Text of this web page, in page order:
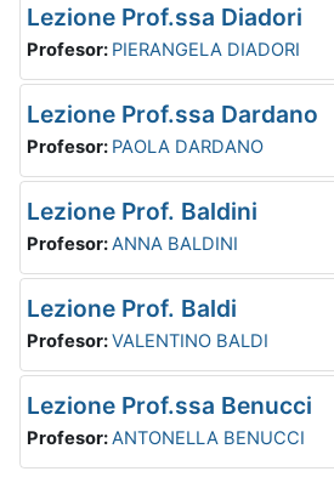
Lezione Prof.ssa Diadori
Profesor: PIERANGELA DIADORI
Lezione Prof.ssa Dardano
Profesor: PAOLA DARDANO
Lezione Prof. Baldini
Profesor:ANNA BALDINI
Lezione Prof. Baldi
Profesor:VALENTINO BALDI
Lezione Prof.ssa Benucci
Profesor:ANTONELLA BENUCCI